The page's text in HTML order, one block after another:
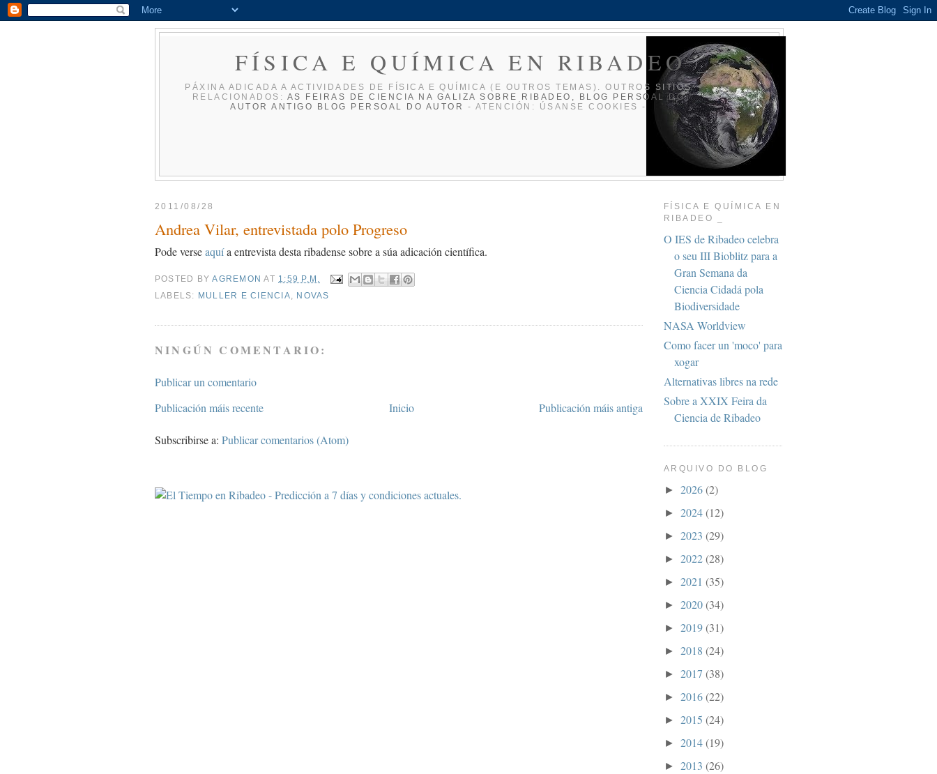
FÍSICA E QUÍMICA EN RIBADEO _
PÁXINA ADICADA A ACTIVIDADES DE FÍ­SICA E QUÍ­MICA (E OUTROS TEMAS). OUTROS SITIOS
RELACIONADOS: AS FEIRAS DE CIENCIA NA GALIZA SOBRE RIBADEO, BLOG PERSOAL DO
AUTOR ANTIGO BLOG PERSOAL DO AUTOR - ATENCIÓN: ÚSANSE COOKIES -
2011/08/28
Andrea Vilar, entrevistada polo Progreso
Pode verseaquía entrevista desta ribadense sobre a súa adicación científica.
POSTED BYAGREMONAT 1:59 P.M.
LABELS: MULLER E CIENCIA, NOVAS
NINGÚN COMENTARIO:
Publicar un comentario
Publicación máis recente
Publicación máis antiga
Inicio
Subscribirse a: Publicar comentarios (Atom)
FÍSICA E QUÍMICA EN
RIBADEO _
O IES de Ribadeo celebra
o seu III Bioblitz para a
Gran Semana da
Ciencia Cidadá pola
Biodiversidade
NASA Worldview
Como facer un 'moco' para
xogar
Alternativas libres na rede
Sobre a XXIX Feira da
Ciencia de Ribadeo
ARQUIVO DO BLOG
► 2026(2)
► 2024(12)
► 2023 (29)
► 2022(28)
► 2021 (35)
► 2020(34)
► 2019(31)
► 2018 (24)
► 2017 (38)
► 2016(22)
► 2015 (24)
► 2014(19)
► 2013 (26)